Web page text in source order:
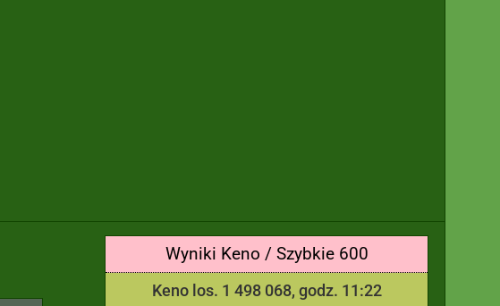
Wyniki Keno / Szybkie 600
Keno los. 1 498 068, godz. 11:22